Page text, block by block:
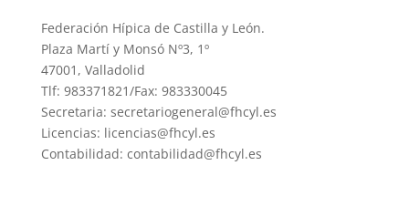
Federación Hípica de Castilla y León.
Plaza Martí y Monsó Nº3, 1º
47001, Valladolid
Tlf: 983371821/Fax: 983330045
Secretaria: secretariogeneral@fhcyl.es
Licencias: licencias@fhcyl.es
Contabilidad: contabilidad@fhcyl.es